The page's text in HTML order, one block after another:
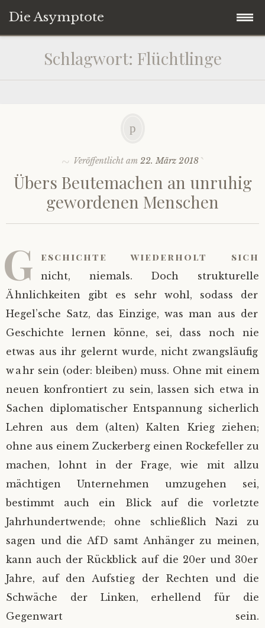
Die Asymptote
springen
Startseite
Gesellschaft
Marginalien
Impressum
Schlagwort: Flüchtlinge
Veröffentlicht am 22. März 2018
Übers Beutemachen an unruhig
gewordenen Menschen
G eschichte wiederholt sich
nicht, niemals. Doch strukturelle
Ähnlichkeiten gibt es sehr wohl, sodass der
Hegel’sche Satz, das Einzige, was man aus der
Geschichte lernen könne, sei, dass noch nie
etwas aus ihr gelernt wurde, nicht zwangsläufig
wahr sein (oder: bleiben) muss. Ohne mit einem
neuen konfrontiert zu sein, lassen sich etwa in
Sachen diplomatischer Entspannung sicherlich
Lehren aus dem (alten) Kalten Krieg ziehen;
ohne aus einem Zuckerberg einen Rockefeller zu
machen, lohnt in der Frage, wie mit allzu
mächtigen Unternehmen umzugehen sei,
bestimmt auch ein Blick auf die vorletzte
Jahrhundertwende; ohne schließlich Nazi zu
sagen und die AfD samt Anhänger zu meinen,
kann auch der Rückblick auf die 20er und 30er
Jahre, auf den Aufstieg der Rechten und die
Schwäche der Linken, erhellend für die
Gegenwart sein.